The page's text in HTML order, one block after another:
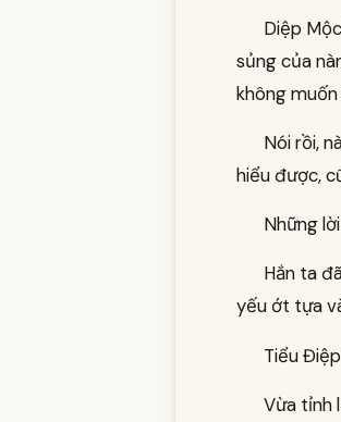
Diệp
sủng của
không
Nói rồi,
hiểu được,
Những
Hắn ta
yếu ớt tựa
Tiểu
Vừa tỉnh